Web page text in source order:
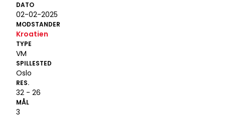
DATO
02-02-2025
MODSTANDER
Kroatien
TYPE
VM
SPILLESTED
Oslo
RES.
32 - 26
MÅL
3